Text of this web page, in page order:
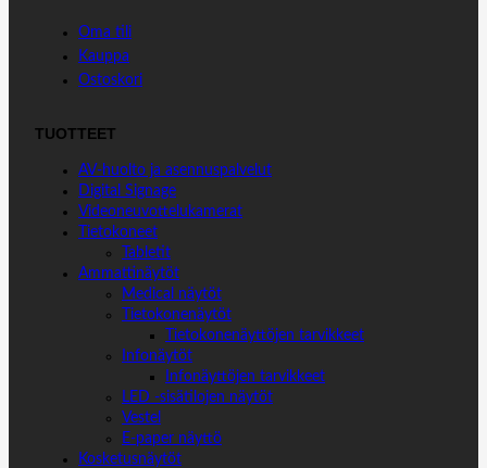
Oma tili
Kauppa
Ostoskori
TUOTTEET
AV-huolto ja asennuspalvelut
Digital Signage
Videoneuvottelukamerat
Tietokoneet
Tabletit
Ammattinäytöt
Medical näytöt
Tietokonenäytöt
Tietokonenäyttöjen tarvikkeet
Infonäytöt
Infonäyttöjen tarvikkeet
LED -sisätilojen näytöt
Vestel
E-paper näyttö
Kosketusnäytöt